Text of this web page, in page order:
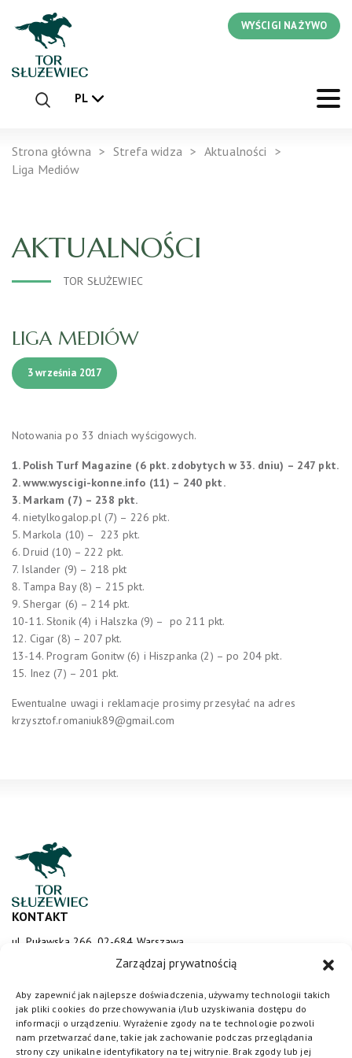
Zarządzaj prywatnością
Aby zapewnić jak najlepsze doświadczenia, używamy technologii takich
jak pliki cookies do przechowywania i/lub uzyskiwania dostępu do
informacji o urządzeniu. Wyrażenie zgody na te technologie pozwoli
nam przetwarzać dane, takie jak zachowanie podczas przeglądania
strony czy unikalne identyfikatory na tej witrynie. Brak zgody lub jej
WYŚCIGI NA ŻYWO
PL
Strona główna Strefa widza
Aktualności
Liga Mediów
AKTUALNOŚCI
TOR SŁUŻEWIEC
LIGA MEDIÓW
3 września 2017
Notowania po 33 dniach wyścigowych.
1. Polish Turf Magazine (6 pkt. zdobytych w 33. dniu) – 247 pkt.
2. www.wyscigi-konne.info (11) – 240 pkt.
3. Markam (7) – 238 pkt.
4. nietylkogalop.pl (7) – 226 pkt.
5. Markola (10) – 223 pkt.
6. Druid (10) – 222 pkt.
7. Islander (9) – 218 pkt
8. Tampa Bay (8) – 215 pkt.
9. Shergar (6) – 214 pkt.
10-11. Słonik (4) i Halszka (9) – po 211 pkt.
12. Cigar (8) – 207 pkt.
13-14. Program Gonitw (6) i Hiszpanka (2) – po 204 pkt.
15. Inez (7) – 201 pkt.
Ewentualne uwagi i reklamacje prosimy przesyłać na adres
krzysztof.romaniuk89@gmail.com
KONTAKT
ul. Puławska 266, 02-684 Warszawa
sluzewiec@totalizator.pl
KONTAKT DLA MEDIÓW
media@torsluzewiec.pl